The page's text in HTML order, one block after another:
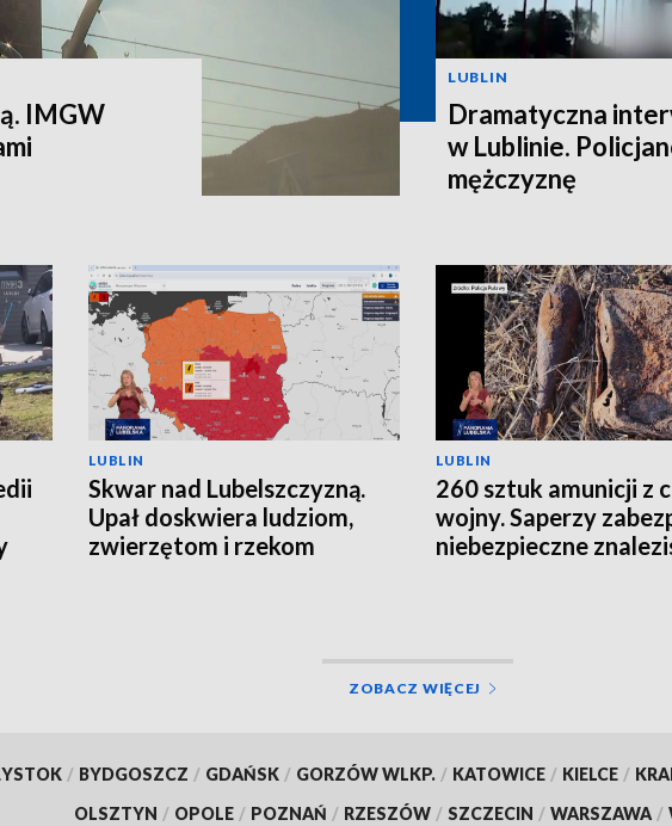
IMGW
LUBLIN
Dramatyczna
w Lublinie.
mężczyznę
LUBLIN
Skwar nad Lubelszczyzną.
Upał doskwiera ludziom,
zwierzętom i rzekom
LUBLIN
260 sztuk amunicji z
wojny. Saperzy
niebezpieczne
ZOBACZ WIĘCEJ
/ BYDGOSZCZ / GDAŃSK / GORZÓW WLKP. / KATOWICE / KIELCE /
OLSZTYN / OPOLE / POZNAŃ / RZESZÓW / SZCZECIN / WARSZAWA /